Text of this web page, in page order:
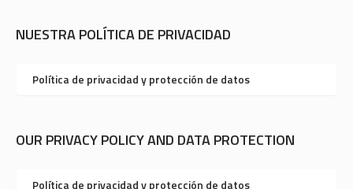
NUESTRA POLÍTICA DE PRIVACIDAD
Política de privacidad y protección de datos
OUR PRIVACY POLICY AND DATA PROTECTION
Política de privacidad y protección de datos